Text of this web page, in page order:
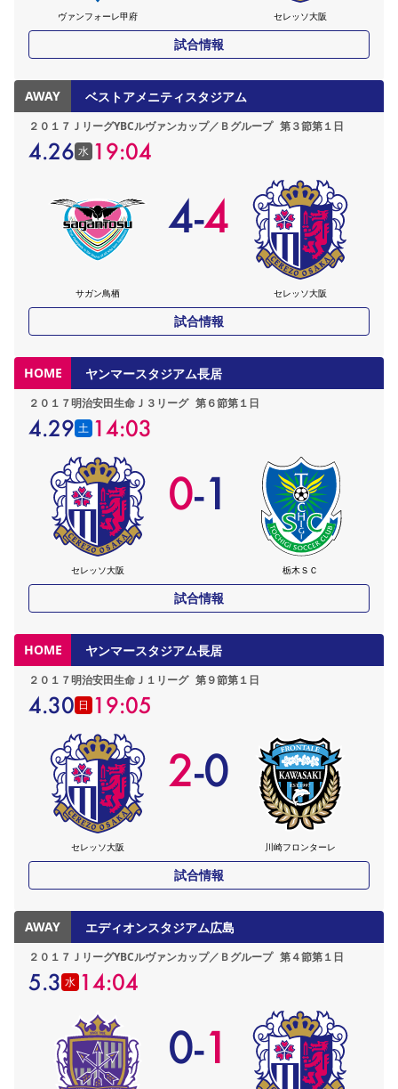
ヴァンフォーレ甲府 セレッソ大阪
試合情報
AWAY ベストアメニティスタジアム
２０１７ＪリーグYBCルヴァンカップ／Ｂグループ 第３節第１日
4.26 水 19:04
サガン鳥栖
4-4
セレッソ大阪
試合情報
HOME ヤンマースタジアム長居
２０１７明治安田生命Ｊ３リーグ 第６節第１日
4.29 土 14:03
セレッソ大阪
0-1
栃木ＳＣ
試合情報
HOME ヤンマースタジアム長居
２０１７明治安田生命Ｊ１リーグ 第９節第１日
4.30 日 19:05
セレッソ大阪
2-0
川崎フロンターレ
試合情報
AWAY エディオンスタジアム広島
２０１７ＪリーグYBCルヴァンカップ／Ｂグループ 第４節第１日
5.3 水 14:04
0-1